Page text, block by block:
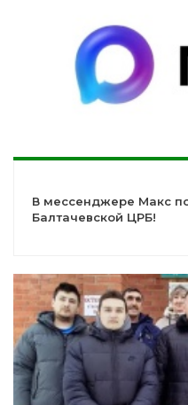
В мессенджере Макс
Балтачевской ЦРБ!